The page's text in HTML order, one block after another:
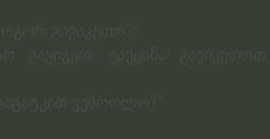
გავაკეთო?“
გავიგეთ, ვაქცინა
ვესროლო?”